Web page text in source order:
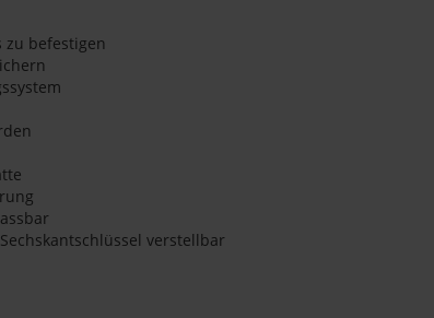
zu befestigen
verstellbar